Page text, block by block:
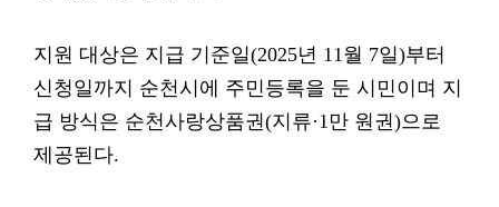
지원 대상은 지급 기준일(2025년 11월 7일)부터
신청일까지 순천시에 주민등록을 둔 시민이며 지
급 방식은 순천사랑상품권(지류·1만 원권)으로
제공된다.